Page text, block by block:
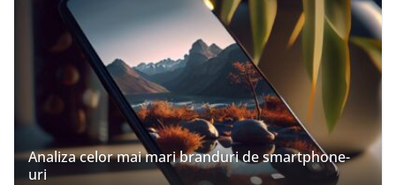
Analiza celor mai mari branduri de smartphone-
uri